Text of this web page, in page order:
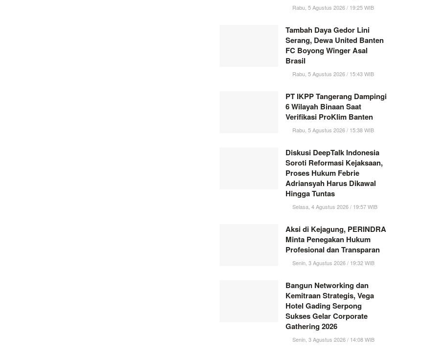
Rabu, 5 Agustus 2026 / 19:25 WIB
Tambah Daya Gedor Lini
Serang, Dewa United Banten
FC Boyong Winger Asal
Brasil
Rabu, 5 Agustus 2026 / 15:43 WIB
PT IKPP Tangerang Dampingi
6 Wilayah Binaan Saat
Verifikasi ProKlim Banten
Rabu, 5 Agustus 2026 / 15:38 WIB
Diskusi DeepTalk Indonesia
Soroti Reformasi Kejaksaan,
Proses Hukum Febrie
Adriansyah Harus Dikawal
Hingga Tuntas
Selasa, 4 Agustus 2026 / 19:57 WIB
Aksi di Kejagung, PERINDRA
Minta Penegakan Hukum
Profesional dan Transparan
Senin, 3 Agustus 2026 / 19:32 WIB
Bangun Networking dan
Kemitraan Strategis, Vega
Hotel Gading Serpong
Sukses Gelar Corporate
Gathering 2026
Senin, 3 Agustus 2026 / 14:08 WIB